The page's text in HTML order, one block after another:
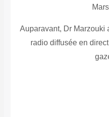
Auparavant, Dr Marzouki
radio diffusée en